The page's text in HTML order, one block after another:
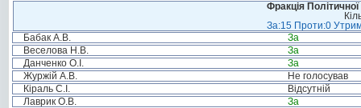
Фракція
За:15 Проти:0
Бабак А.В.
За
Веселова Н.В.
За
Данченко О.І.
За
Журжій А.В.
Не голосував
Кіраль С.І.
Відсутній
Лаврик О.В.
За